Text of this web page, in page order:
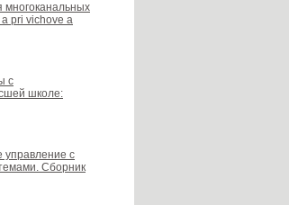
многоканальных
pri vichove a
с
школе:
с
Сборник